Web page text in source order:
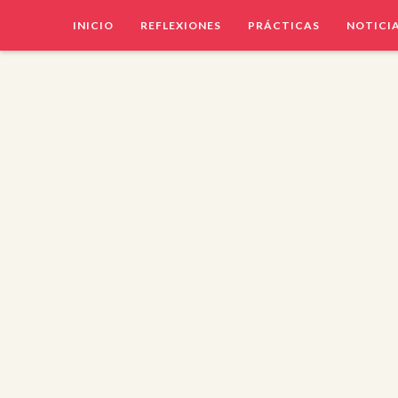
INICIO REFLEXIONES PRÁCTICAS